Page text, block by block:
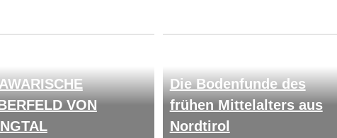
VON
Die Bodenfunde des
frühen Mittelalters aus
Nordtirol